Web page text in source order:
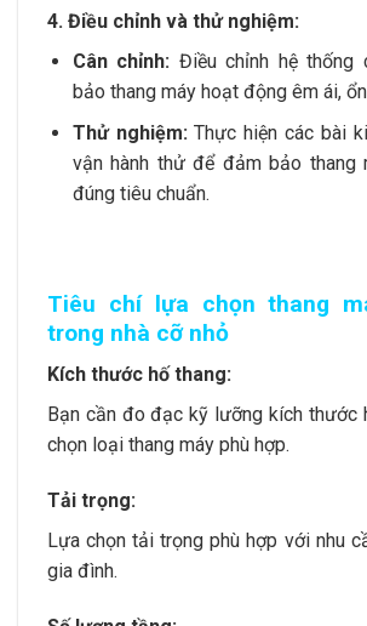
4. Điều chỉnh và thử nghiệm:
Cân chỉnh: Điều chỉnh hệ thống
bảo thang máy hoạt động êm ái,
Thử nghiệm:Thực hiện các bài
vận hành thử để đảm bảo thang
đúng tiêu chuẩn.
Tiêu chí lựa chọn thang
trong nhà cỡ nhỏ
Kích thước hố thang:
Bạn cần đo đạc kỹ lưỡng kích thước
chọn loại thang máy phù hợp.
Tải trọng:
Lựa chọn tải trọng phù hợp với nhu
gia đình.